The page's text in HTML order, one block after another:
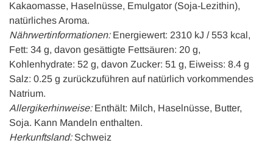
Kakaomasse, Haselnüsse, Emulgator (Soja-Lezithin),
natürliches Aroma.
Nährwertinformationen: Energiewert: 2310 kJ / 553 kcal,
Fett: 34 g, davon gesättigte Fettsäuren: 20 g,
Kohlenhydrate: 52 g, davon Zucker: 51 g, Eiweiss: 8.4 g
Salz: 0.25 g zurückzuführen auf natürlich vorkommendes
Natrium.
Allergikerhinweise:Enthält: Milch, Haselnüsse, Butter,
Soja. Kann Mandeln enthalten.
Herkunftsland: Schweiz